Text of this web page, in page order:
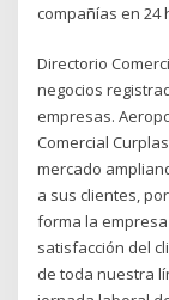
compañías en 24
Directorio
negocios
empresas.
Comercial
mercado
a sus clientes,
forma la
satisfacción del
de toda nuestra